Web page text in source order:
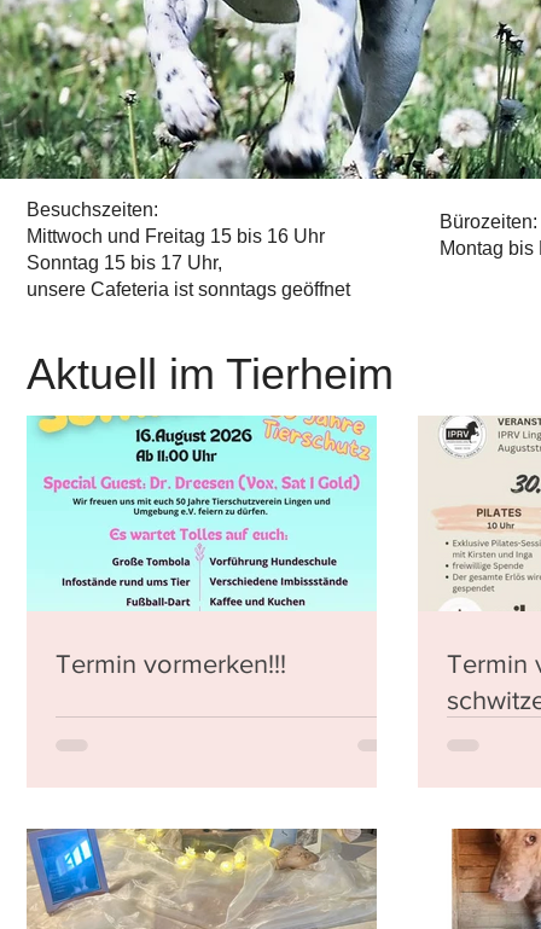
Besuchszeiten:
Mittwoch und Freitag 15 bis 16 Uhr
Sonntag 15 bis 17 Uhr,
unsere Cafeteria ist sonntags geöffnet
Bürozeiten:
Montag bis
Aktuell
Termin vormerken!!!
Termin